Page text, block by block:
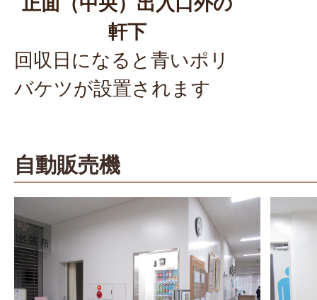
軒下
回収日になると青いポリ
バケツが設置されます
自動販売機